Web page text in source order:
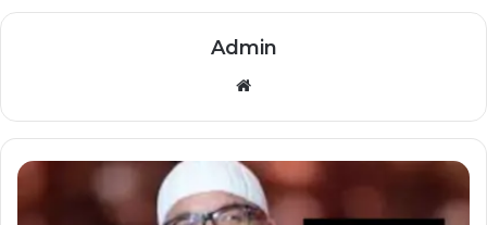
Admin
Website